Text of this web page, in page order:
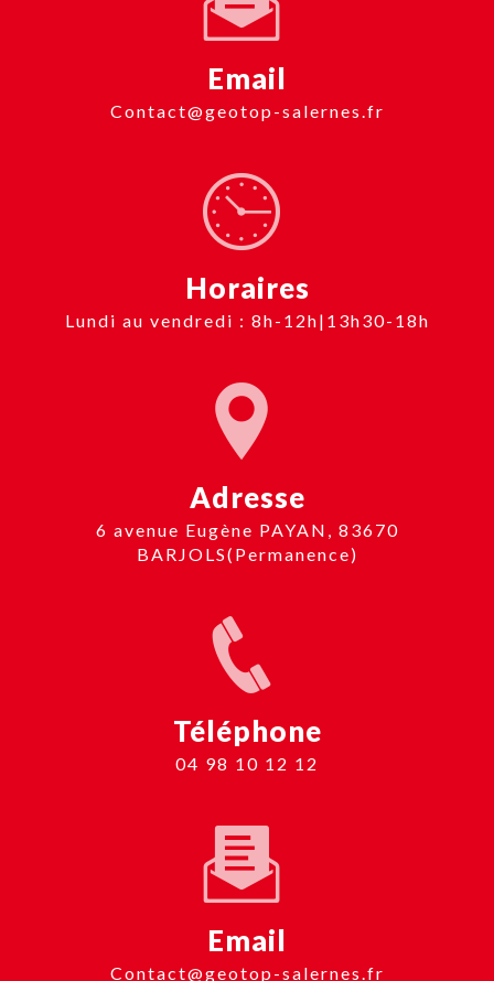
Email
contact@geotop-salernes.fr
Horaires
Lundi au vendredi : 8h-12h|13h30-18h
Adresse
6 avenue Eugène PAYAN, 83670
BARJOLS(Permanence)
Téléphone
04 98 10 12 12
Email
contact@geotop-salernes.fr